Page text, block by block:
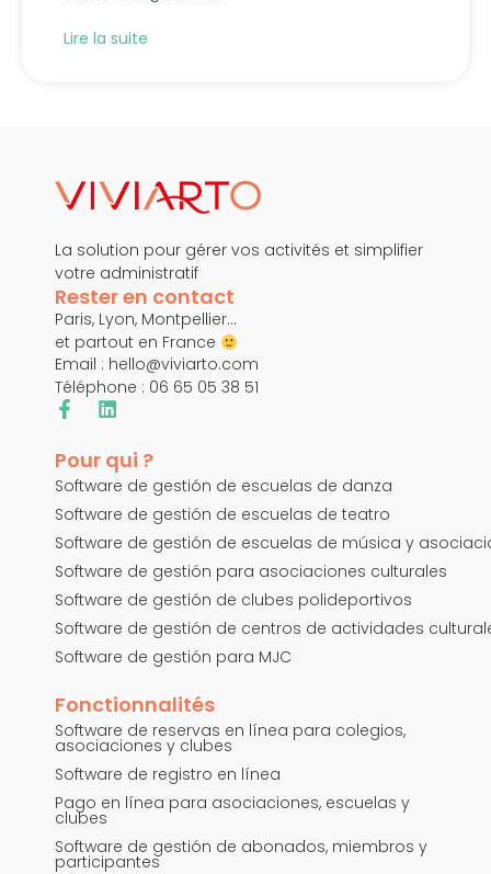
Lire la suite
La solution pour gérer vos activités et simplifier
votre administratif
Rester en contact
Paris, Lyon, Montpellier…
et partout en France
Email : hello@viviarto.com
Téléphone : 06 65 05 38 51
Pour qui ?
Software de gestión de escuelas de danza
Software de gestión de escuelas de teatro
Software de gestión de escuelas de música y
Software de gestión para asociaciones culturales
Software de gestión de clubes polideportivos
Software de gestión de centros de actividades
Software de gestión para MJC
Fonctionnalités
Software de reservas en línea para colegios,
asociaciones y clubes
Software de registro en línea
Pago en línea para asociaciones, escuelas y
clubes
Software de gestión de abonados, miembros y
participantes